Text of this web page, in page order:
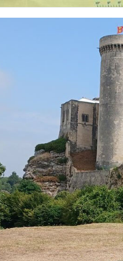
Militaires de toutes nationalités et